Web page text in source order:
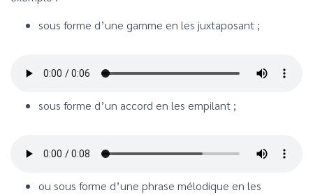
sous forme d’une gamme en les juxtaposant ;
sous forme d’un accord en les empilant ;
ou sous forme d’une phrase mélodique en les